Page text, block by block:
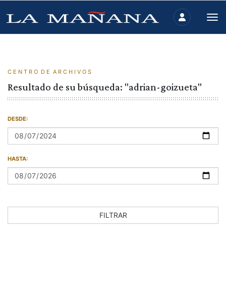
C E N T R O D E A R C H I V O S
Resultado de su búsqueda: "adrian-goizueta"
DESDE:
HASTA:
FILTRAR